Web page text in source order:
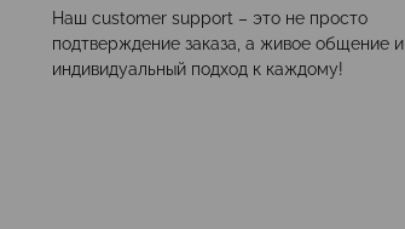
Наш customer support – это не просто
подтверждение заказа, а живое общение и
индивидуальный подход к каждому!